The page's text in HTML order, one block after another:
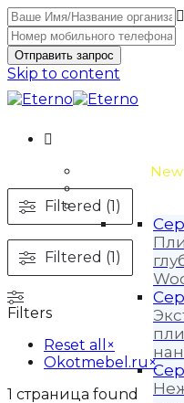
Отправить запрос
Skip to content
New
Wood-3 и Loft-2
Материалы
Filtered (1)
Filtered (1)
Filters
Reset all
×
Okotmebel.ru ×
1 страница found